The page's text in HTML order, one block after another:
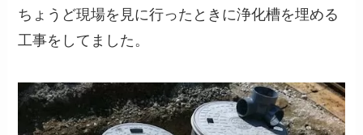
ちょうど現場を見に行ったときに浄化槽を埋める
工事をしてました。